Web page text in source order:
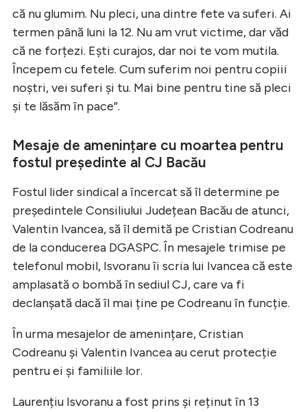
că nu glumim. Nu pleci, una dintre fete va suferi. Ai
termen până luni la 12. Nu am vrut victime, dar văd
că ne forțezi. Ești curajos, dar noi te vom mutila.
Începem cu fetele. Cum suferim noi pentru copiii
noștri, vei suferi și tu. Mai bine pentru tine să pleci
și te lăsăm în pace”.
Mesaje de amenințare cu moartea pentru
fostul președinte al CJ Bacău
Fostul lider sindical a încercat să îl determine pe
președintele Consiliului Județean Bacău de atunci,
Valentin Ivancea, să îl demită pe Cristian Codreanu
de la conducerea DGASPC. În mesajele trimise pe
telefonul mobil, Isvoranu îi scria lui Ivancea că este
amplasată o bombă în sediul CJ, care va fi
declanșată dacă îl mai ține pe Codreanu în funcție.
În urma mesajelor de amenințare, Cristian
Codreanu și Valentin Ivancea au cerut protecție
pentru ei și familiile lor.
Laurențiu Isvoranu a fost prins și reținut în 13